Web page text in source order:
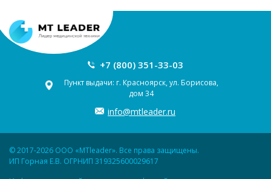
+7 (800) 351-33-03
Пункт выдачи: г. Красноярск, ул. Борисова,
дом 34
info@mtleader.ru
© 2017-2026 ООО «MTleader». Все права защищены.
ИП Горная Е.В. ОГРНИП 319325600029617